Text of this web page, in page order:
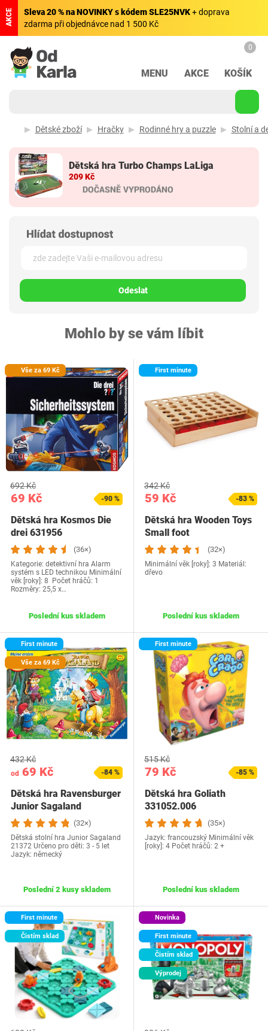
AKCE Sleva 20 % na NOVINKY s kódem SLE25NVK+ doprava
zdarma při objednávce nad 1 500 Kč
MENU AKCE
0
KOŠÍK
Dětské zboží Hračky Rodinné hry a puzzle Stolní a
Dětská hra Turbo Champs LaLiga
209 Kč
Odeslat
Mohlo by se vám líbit
Vše za 69 Kč
69 Kč
692 Kč
-90 %
Dětská hra Kosmos Die
drei 631956
(36×)
Kategorie: detektivní hra Alarm
systém s LED technikou Minimální
věk [roky]: 8 Počet hráčů: 1
Rozměry: 25,5 x…
Poslední kus skladem
First minute
59 Kč
342 Kč
-83 %
Dětská hra Wooden Toys
Small foot
(32×)
Minimální věk [roky]: 3 Materiál:
dřevo
Poslední kus skladem
First minute
Vše za 69 Kč
od 69 Kč
432 Kč
-84 %
Dětská hra Ravensburger
Junior Sagaland
(32×)
Dětská stolní hra Junior Sagaland
21372 Určeno pro děti: 3 - 5 let
Jazyk: německý
Poslední 2 kusy skladem
First minute
79 Kč
515 Kč
-85 %
Dětská hra Goliath
331052.006
(35×)
Jazyk: francouzský Minimální věk
[roky]: 4 Počet hráčů: 2 +
Poslední kus skladem
First minute
Čistím sklad
Novinka
First minute
Čistím sklad
Výprodej